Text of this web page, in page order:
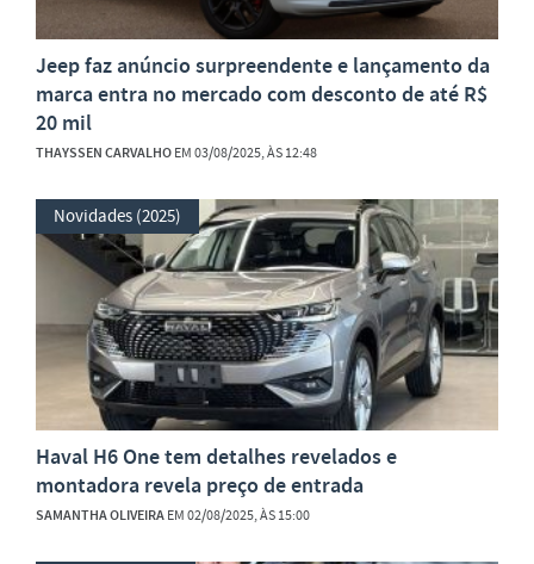
Jeep faz anúncio surpreendente e lançamento da
marca entra no mercado com desconto de até R$
20 mil
THAYSSEN CARVALHOEM 03/08/2025, ÀS 12:48
Novidades (2025)
Haval H6 One tem detalhes revelados e
montadora revela preço de entrada
SAMANTHA OLIVEIRAEM 02/08/2025, ÀS 15:00